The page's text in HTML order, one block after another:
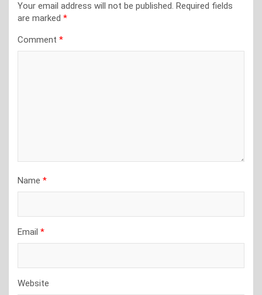
Your email address will not be published. Required fields
are marked *
Comment *
Name *
Email *
Website